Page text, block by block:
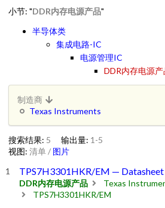
小节: "DDR内存电源产品"
半导体类
集成电路-IC
电源管理IC
DDR内存电源产
制造商
Texas Instruments
搜索结果: 5 输出量: 1-5
视图: 清单/ 图片
TPS7H3301HKR/EM — Datasheet
DDR内存电源产品 Texas
TPS7H3301HKR/EM